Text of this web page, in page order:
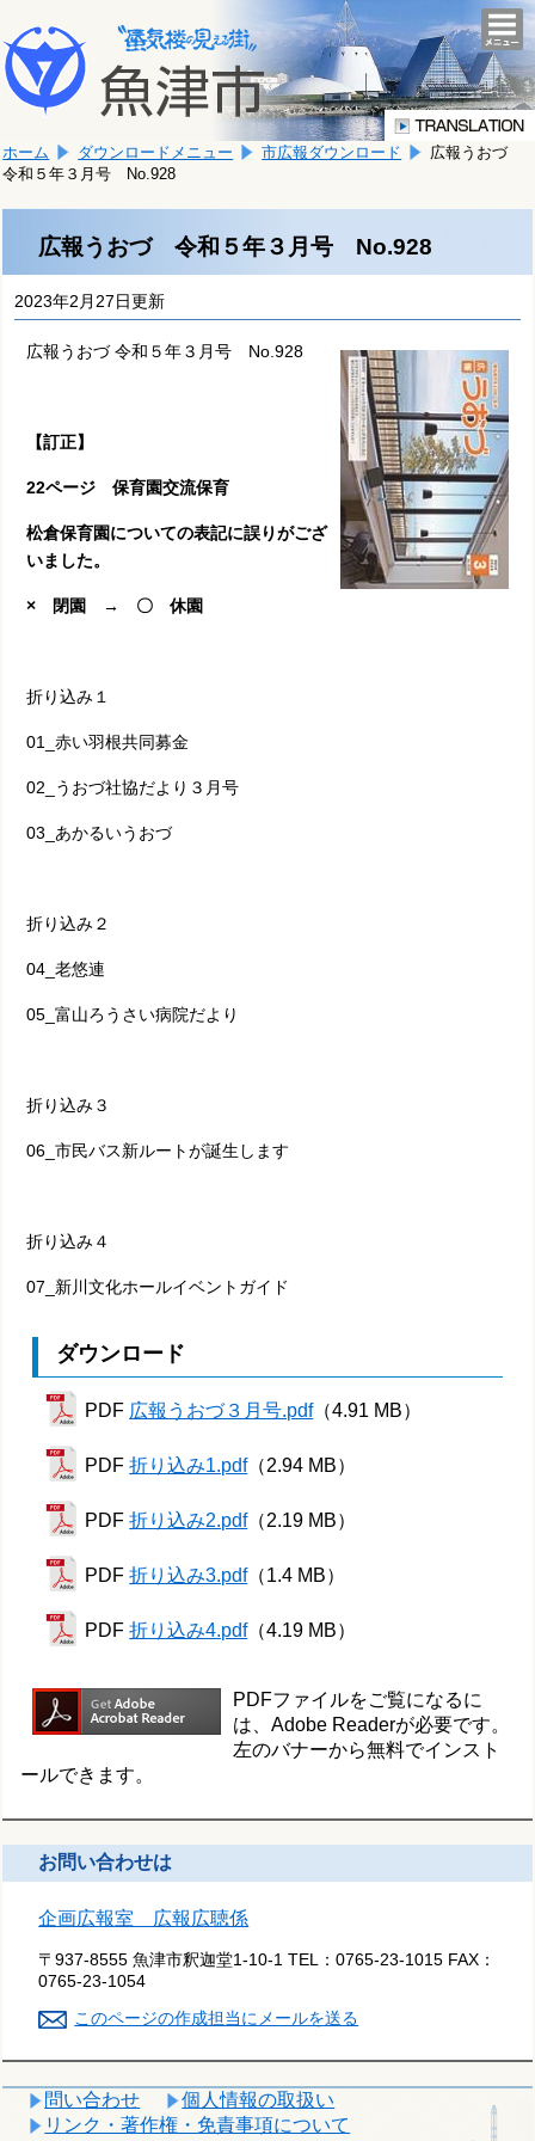
文
へ
移
ま
す。
こ
か
文
で
す。
ホーム ダウンロードメニュー 市広報ダウンロード
広報うおづ
令和５年３月号 No.928
広報うおづ 令和５年３月号 No.928
2023年2月27日更新
広報うおづ 令和５年３月号 No.928
【訂正】
22ページ 保育園交流保育
松倉保育園についての表記に誤りがござ
いました。
× 閉園 → 〇 休園
折り込み１
01_赤い羽根共同募金
02_うおづ社協だより３月号
03_あかるいうおづ
折り込み２
04_老悠連
05_富山ろうさい病院だより
折り込み３
06_市民バス新ルートが誕生します
折り込み４
07_新川文化ホールイベントガイド
ダウンロード
PDF 広報うおづ３月号.pdf（4.91 MB）
PDF折り込み1.pdf（2.94 MB）
PDF折り込み2.pdf（2.19 MB）
PDF折り込み3.pdf（1.4 MB）
PDF折り込み4.pdf（4.19 MB）
PDFファイルをご覧になるに
は、Adobe Readerが必要です。
左のバナーから無料でインスト
ールできます。
お問い合わせは
企画広報室 広報広聴係
〒937-8555 魚津市釈迦堂1-10-1 TEL：0765-23-1015 FAX：
0765-23-1054
このページの作成担当にメールを送る
問い合わせ
個人情報の取扱い
リンク・著作権・免責事項について